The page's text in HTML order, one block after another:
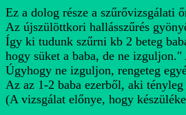
Ez a dolog része a szűrővizsgálati
Az újszülöttkori hallásszűrés
Így ki tudunk szűrni kb 2 beteg
hogy süket a baba, de ne
Úgyhogy ne izguljon, rengeteg
Az az 1-2 baba ezerből, aki
(A vizsgálat előnye, hogy